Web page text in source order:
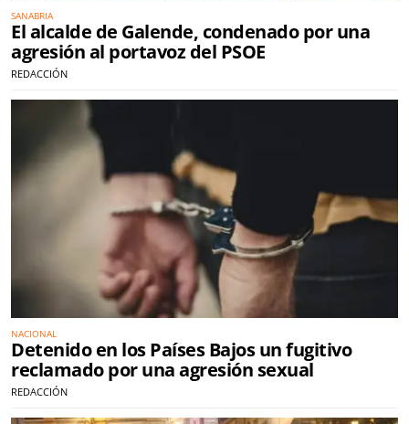
SANABRIA
El alcalde de Galende, condenado por una
agresión al portavoz del PSOE
REDACCIÓN
NACIONAL
Detenido en los Países Bajos un fugitivo
reclamado por una agresión sexual
REDACCIÓN